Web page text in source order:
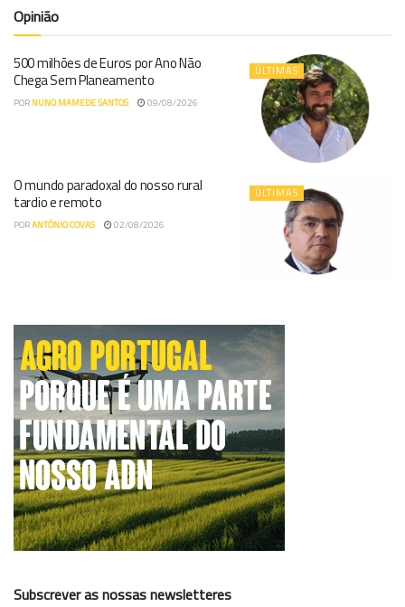
Opinião
ÚLTIMAS
500 milhões de Euros por Ano Não
Chega Sem Planeamento
POR NUNO MAMEDE SANTOS 09/08/2026
ÚLTIMAS
O mundo paradoxal do nosso rural
tardio e remoto
PORANTÓNIO COVAS 02/08/2026
Subscrever as nossas newsletteres